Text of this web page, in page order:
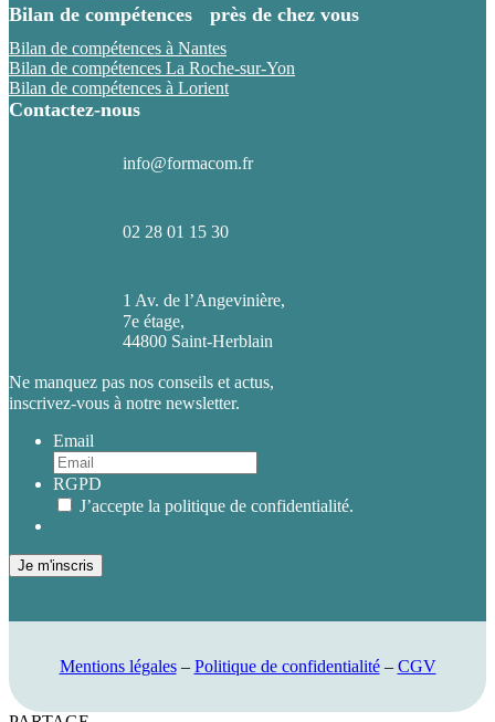
Bilan de compétences près de chez vous
Bilan de compétences à Nantes
Bilan de compétences La Roche-sur-Yon
Bilan de compétences à Lorient
Contactez-nous
info@formacom.fr
02 28 01 15 30
1 Av. de l’Angevinière,
7e étage,
44800 Saint-Herblain
Ne manquez pas nos conseils et actus,
inscrivez-vous à notre newsletter.
Email
RGPD
J’accepte la politique de confidentialité.
Je m'inscris
Mentions légales– Politique de confidentialité– CGV